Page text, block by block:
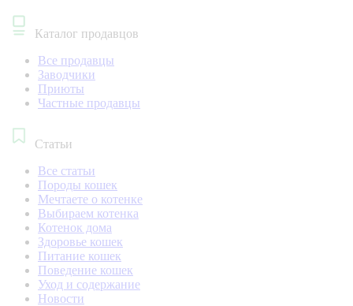
Каталог продавцов
Все продавцы
Заводчики
Приюты
Частные продавцы
Статьи
Все статьи
Породы кошек
Мечтаете о котенке
Выбираем котенка
Котенок дома
Здоровье кошек
Питание кошек
Поведение кошек
Уход и содержание
Новости